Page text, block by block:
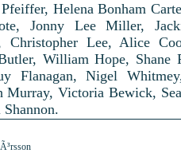
Helena Bonham
Jonny Lee Miller,
Christopher Lee, Alice
William Hope, Shane
Flanagan, Nigel
Murray, Victoria Bewick,